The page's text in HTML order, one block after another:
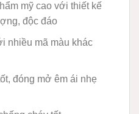
mỹ cao với thiết kế
độc đáo
nhiều mã màu khác
đóng mở êm ái nhẹ